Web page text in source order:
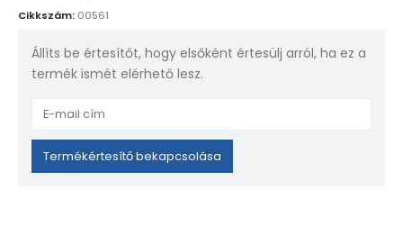
Cikkszám: 00561
Állíts be értesítőt, hogy elsőként értesülj arról, ha ez a
termék ismét elérhető lesz.
Enter
email
address
Termékértesítő bekapcsolása